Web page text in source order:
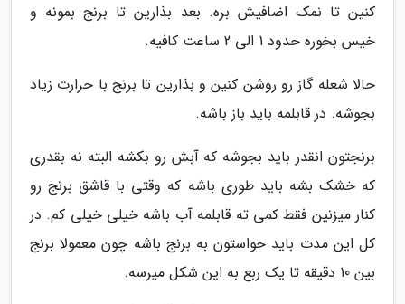
کنین تا نمک اضافیش بره. بعد بذارین تا برنج بمونه و
خیس بخوره حدود 1 الی 2 ساعت کافیه.
حالا شعله گاز رو روشن کنین و بذارین تا برنج با حرارت زیاد
بجوشه. در قابلمه باید باز باشه.
برنجتون انقدر باید بجوشه که آبش رو بکشه البته نه بقدری
که خشک بشه باید طوری باشه که وقتی با قاشق برنج رو
کنار میزنین فقط کمی ته قابلمه آب باشه خیلی خیلی کم. در
کل این مدت باید حواستون به برنج باشه چون معمولا برنج
بین 10 دقیقه تا یک ربع به این شکل میرسه.